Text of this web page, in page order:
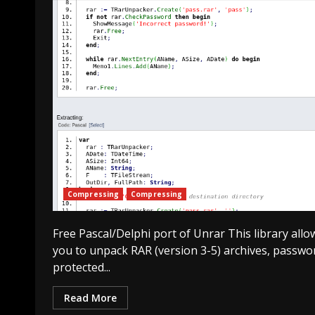
Compressing Compressing
Free Pascal/Delphi port of Unrar This library
you to unpack RAR (version 3-5) archives,
protected...
Read More